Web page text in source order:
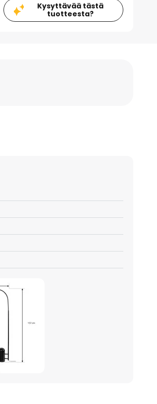
Kysyttävää tästä
tuotteesta?